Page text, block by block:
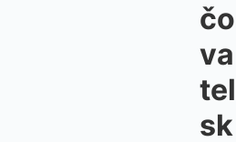
čo
va
tel
sk